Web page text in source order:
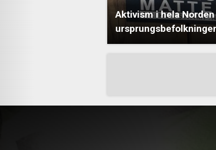
Aktivism i hela